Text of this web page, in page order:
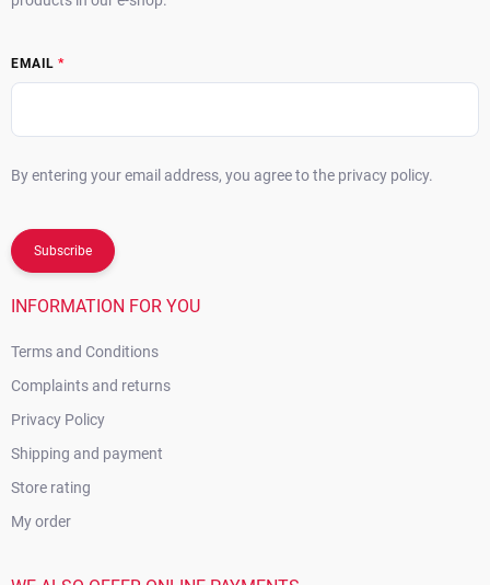
EMAIL
By entering your email address, you agree to the privacy policy.
Subscribe
INFORMATION FOR YOU
Terms and Conditions
Complaints and returns
Privacy Policy
Shipping and payment
Store rating
My order